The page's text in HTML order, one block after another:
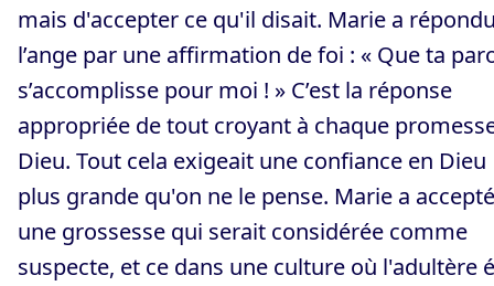
mais d'accepter ce qu'il disait. Marie a
l’ange par une affirmation de foi : « Que ta
s’accomplisse pour moi ! » C’est la réponse
appropriée de tout croyant à chaque
Dieu. Tout cela exigeait une confiance en Dieu
plus grande qu'on ne le pense. Marie a accepté
une grossesse qui serait considérée comme
suspecte, et ce dans une culture où l'adultère